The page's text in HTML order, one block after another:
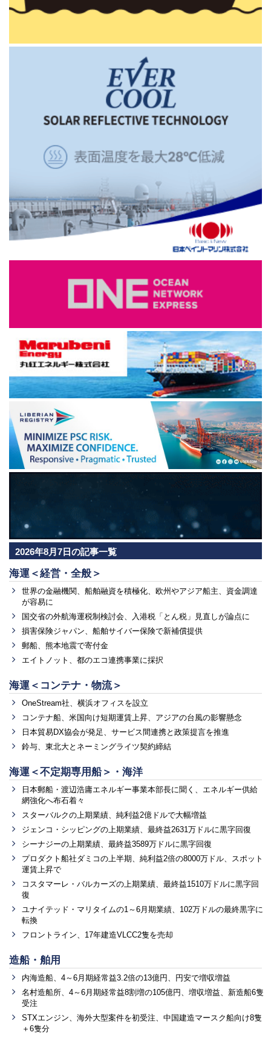
2026年8月7日の記事一覧
海運＜経営・全般＞
世界の金融機関、船舶融資を積極化、欧州やアジア船主、資金調達
が容易に
国交省の外航海運税制検討会、入港税「とん税」見直しが論点に
損害保険ジャパン、船舶サイバー保険で新補償提供
郵船、熊本地震で寄付金
エイトノット、都のエコ連携事業に採択
海運＜コンテナ・物流＞
OneStream社、横浜オフィスを設立
コンテナ船、米国向け短期運賃上昇、アジアの台風の影響懸念
日本貿易DX協会が発足、サービス間連携と政策提言を推進
鈴与、東北大とネーミングライツ契約締結
海運＜不定期専用船＞・海洋
日本郵船・渡辺浩庸エネルギー事業本部長に聞く、エネルギー供給
網強化へ布石着々
スターバルクの上期業績、純利益2億ドルで大幅増益
ジェンコ・シッピングの上期業績、最終益2631万ドルに黒字回復
シーナジーの上期業績、最終益3589万ドルに黒字回復
プロダクト船社ダミコの上半期、純利益2倍の8000万ドル、スポット
運賃上昇で
コスタマーレ・バルカーズの上期業績、最終益1510万ドルに黒字回
復
ユナイテッド・マリタイムの1～6月期業績、102万ドルの最終黒字に
転換
フロントライン、17年建造VLCC2隻を売却
造船・舶用
内海造船、4～6月期経常益3.2倍の13億円、円安で増収増益
名村造船所、4～6月期経常益8割増の105億円、増収増益、新造船6隻
受注
STXエンジン、海外大型案件を初受注、中国建造マースク船向け8隻
＋6隻分